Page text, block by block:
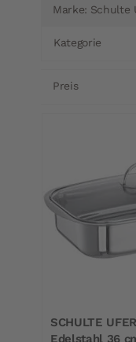
Marke Schulte
Kategorie
Preis
SCHULTE
Edelstahl 36